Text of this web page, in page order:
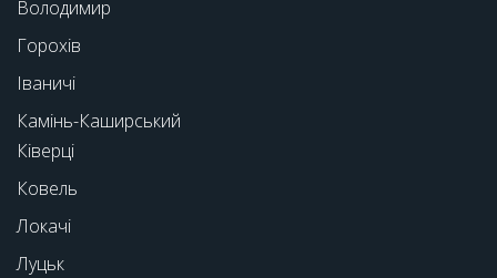
Володимир
Горохів
Іваничі
Камінь-Каширський
Ківерці
Ковель
Локачі
Луцьк